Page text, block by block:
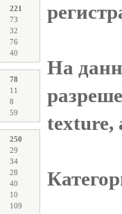
221
73
32
76
40
78
11
8
59
250
29
34
28
40
10
109
На
texture,